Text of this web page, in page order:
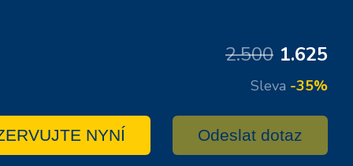
2.500 1.625
Sleva -35%
NYNÍ Odeslat dotaz